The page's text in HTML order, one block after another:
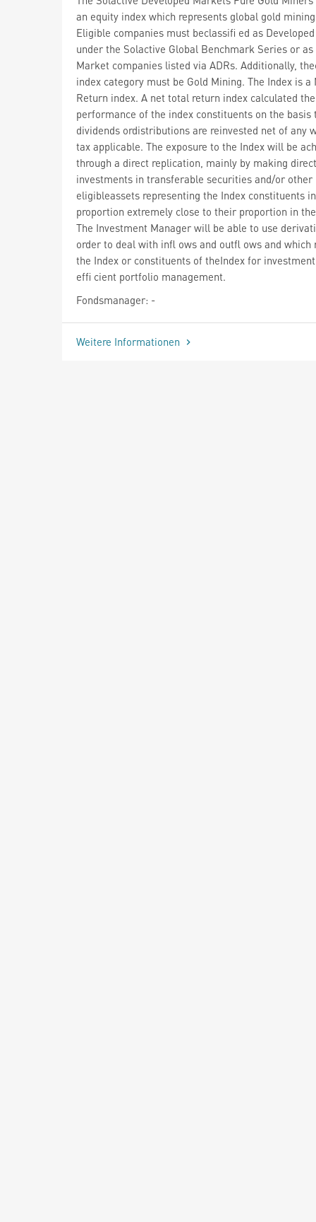
an equity index which represents global gold
Eligible companies must beclassifi ed as
under the Solactive Global Benchmark Series or
Market companies listed via ADRs. Additionally,
index category must be Gold Mining. The Index is a
Return index. A net total return index calculated the
performance of the index constituents on the basis
dividends ordistributions are reinvested net of any
tax applicable. The exposure to the Index will be
through a direct replication, mainly by making direct
investments in transferable securities and/or other
eligibleassets representing the Index constituents
proportion extremely close to their proportion in
The Investment Manager will be able to use
order to deal with infl ows and outfl ows and which
the Index or constituents of theIndex for
effi cient portfolio management.
Fondsmanager: -
Weitere Informationen